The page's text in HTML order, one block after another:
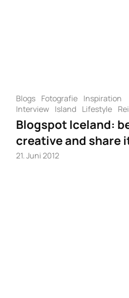
Blogs Fotografie Inspiration
Interview Island Lifestyle
Blogspot Iceland:
creative and share
21. Juni 2012